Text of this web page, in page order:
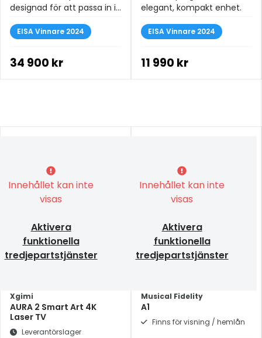
designad för att passa in i
upplevelse.
EISA Vinnare 2024
34 900 kr
elegant, kompakt enhet.
EISA Vinnare 2024
11 990 kr
Innehållet kan inte
visas
Aktivera
funktionella
tredjepartstjänster
Xgimi
AURA 2 Smart Art 4K
Laser TV
Leverantörslager
Innehållet kan inte
visas
Aktivera
funktionella
tredjepartstjänster
Musical Fidelity
A1
Finns för visning / hemlån